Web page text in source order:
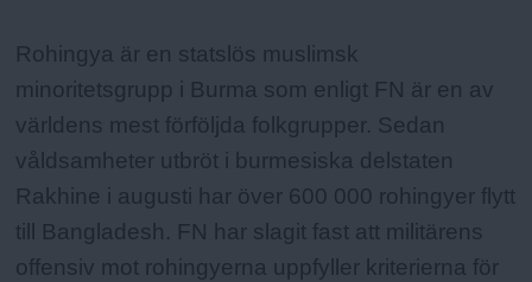
Rohingya är en statslös muslimsk
minoritetsgrupp i Burma som enligt FN är en av
världens mest förföljda folkgrupper. Sedan
våldsamheter utbröt i burmesiska delstaten
Rakhine i augusti har över 600 000 rohingyer flytt
till Bangladesh. FN har slagit fast att militärens
offensiv mot rohingyerna uppfyller kriterierna för